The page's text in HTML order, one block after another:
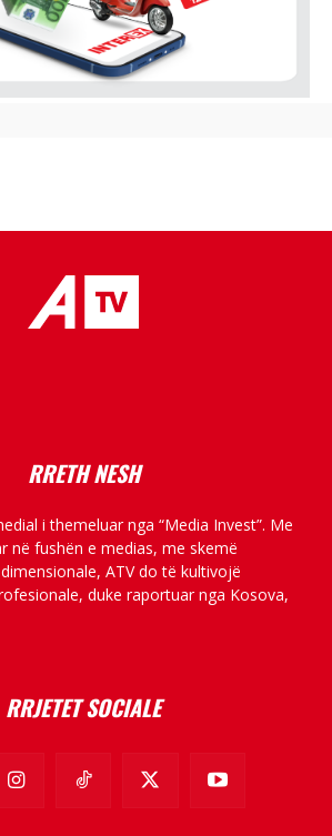
RRETH NESH
i themeluar nga “Media Invest”. Me
në fushën e medias, me skemë
ATV do të kultivojë
duke raportuar nga Kosova,
RRJETET SOCIALE